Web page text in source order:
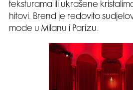
teksturama ili ukrašene
hitovi. Brend je redovito
mode u Milanu i Parizu.